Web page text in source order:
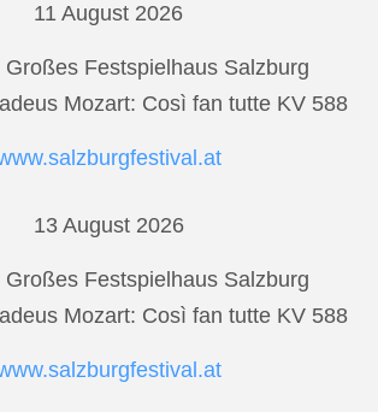
11 August 2026
Großes Festspielhaus Salzburg
Mozart: Così fan tutte KV 588
13 August 2026
Großes Festspielhaus Salzburg
Mozart: Così fan tutte KV 588